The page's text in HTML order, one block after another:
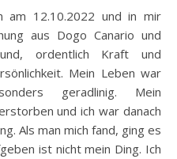
aus Dogo Canario und
ordentlich Kraft und
Mein Leben war
geradlinig. Mein
und ich war danach
Als man mich fand, ging es
ist nicht mein Ding. Ich